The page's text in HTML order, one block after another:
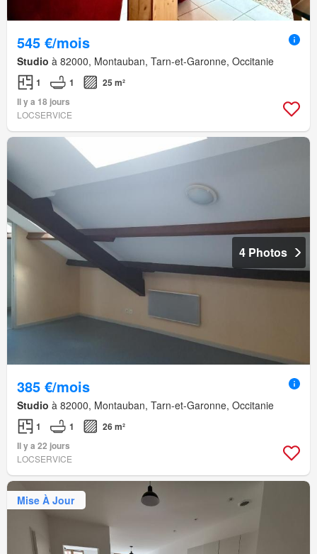
545 €/mois
Studio à 82000, Montauban, Tarn-et-Garonne, Occitanie
1 1
25 m²
Il y a 18 jours
LOCSERVICE
4 Photos
385 €/mois
Studio à 82000, Montauban, Tarn-et-Garonne, Occitanie
1 1
26 m²
Il y a 22 jours
LOCSERVICE
Mise À Jour